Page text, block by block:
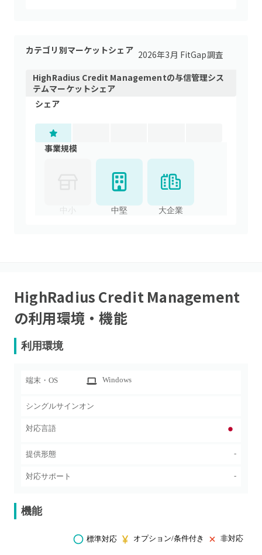
カテゴリ別マーケットシェア 2026年3月 FitGap調査
HighRadius Credit Managementの与信管理シス
テムマーケットシェア
シェア
事業規模
中堅 大企業
HighRadius Credit Management
の利用環境・機能
利用環境
端末・OS Windows
シングルサインオン
対応言語
提供形態 -
対応サポート -
機能
標準対応 オプション/条件付き 非対応